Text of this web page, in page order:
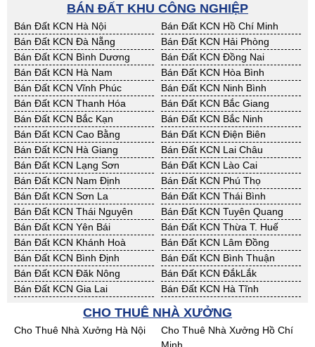
BÁN ĐẤT KHU CÔNG NGHIỆP
Bán Đất KCN Hà Nội
Bán Đất KCN Hồ Chí Minh
Bán Đất KCN Đà Nẵng
Bán Đất KCN Hải Phòng
Bán Đất KCN Bình Dương
Bán Đất KCN Đồng Nai
Bán Đất KCN Hà Nam
Bán Đất KCN Hòa Bình
Bán Đất KCN Vĩnh Phúc
Bán Đất KCN Ninh Bình
Bán Đất KCN Thanh Hóa
Bán Đất KCN Bắc Giang
Bán Đất KCN Bắc Kạn
Bán Đất KCN Bắc Ninh
Bán Đất KCN Cao Bằng
Bán Đất KCN Điện Biên
Bán Đất KCN Hà Giang
Bán Đất KCN Lai Châu
Bán Đất KCN Lạng Sơn
Bán Đất KCN Lào Cai
Bán Đất KCN Nam Định
Bán Đất KCN Phú Thọ
Bán Đất KCN Sơn La
Bán Đất KCN Thái Bình
Bán Đất KCN Thái Nguyên
Bán Đất KCN Tuyên Quang
Bán Đất KCN Yên Bái
Bán Đất KCN Thừa T. Huế
Bán Đất KCN Khánh Hoà
Bán Đất KCN Lâm Đồng
Bán Đất KCN Bình Định
Bán Đất KCN Bình Thuận
Bán Đất KCN Đăk Nông
Bán Đất KCN ĐắkLắk
Bán Đất KCN Gia Lai
Bán Đất KCN Hà Tĩnh
Bán Đất KCN Nghệ An
Bán Đất KCN Ninh Thuận
Bán Đất KCN Phú Yên
Bán Đất KCN Quảng Bình
Bán Đất KCN Quảng Nam
CHO THUÊ NHÀ XƯỞNG
Cho Thuê Nhà Xưởng Hà Nội
Cho Thuê Nhà Xưởng Hồ Chí